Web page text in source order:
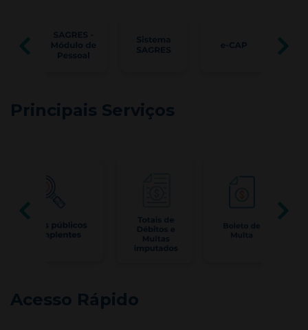
Principais Serviços
Acesso Rápido